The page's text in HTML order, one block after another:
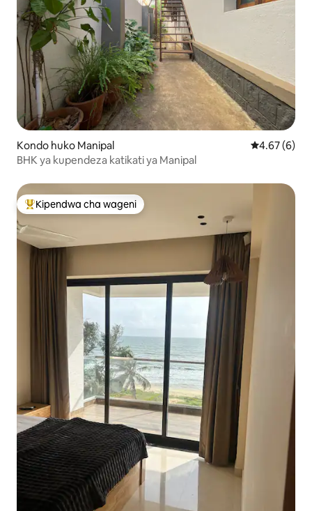
Kondo huko Manipal Ukadiriaji
4.67 (6)
BHK ya kupendeza katikati ya Manipal
Kipendwa maarufu cha wageni
Kipendwa cha wageni